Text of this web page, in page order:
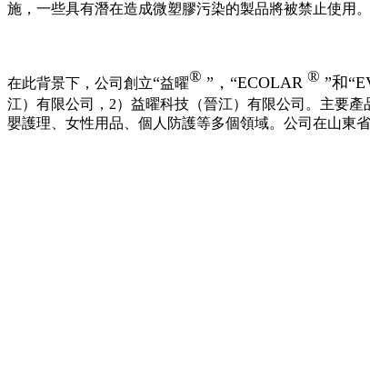
施，一些具有潛在造成微塑膠污染的製品將被禁止使用。
在此背景下，公司創立“益曜® ”，“ECOLAR ® ”和
江）有限公司，2）益曜科技（晉江）有限公司。主要
嬰護理、女性用品、個人防護等多個領域。公司在山東